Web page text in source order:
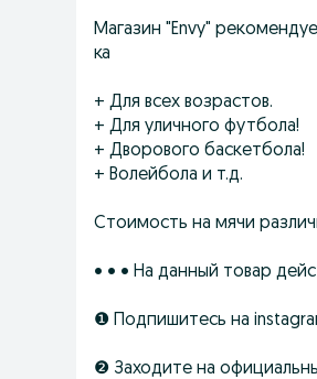
Магазин "Envy"
ка
+ Для всех возрастов.
+ Для уличного футбола!
+ Дворового баскетбола!
+ Волейбола и т.д.
Стоимость на мячи
• • • На данный товар
❶ Подпишитесь на
❷ Заходите на